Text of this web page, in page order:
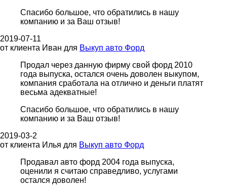
Спасибо большое, что обратились в нашу
компанию и за Ваш отзыв!
2019-07-11
от клиента Иван для Выкуп авто Форд
Продал через данную фирму свой форд 2010
года выпуска, остался очень доволен выкупом,
компания сработала на отлично и деньги платят
весьма адекватные!
Спасибо большое, что обратились в нашу
компанию и за Ваш отзыв!
2019-03-2
от клиента Илья для Выкуп авто Форд
Продавал авто форд 2004 года выпуска,
оценили я считаю справедливо, услугами
остался доволен!